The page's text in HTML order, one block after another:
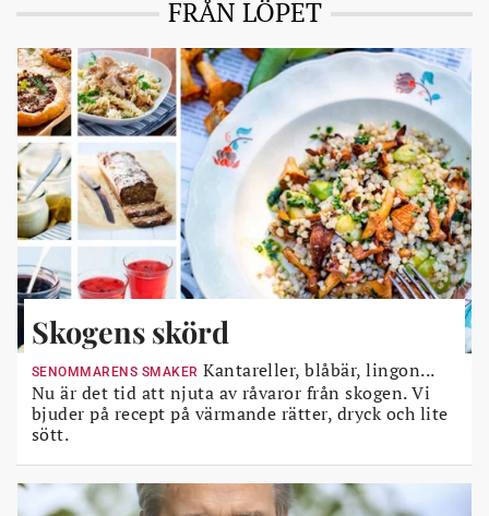
FRÅN LÖPET
Skogens skörd
SENOMMARENS SMAKER Kantareller, blåbär, lingon...
Nu är det tid att njuta av råvaror från skogen. Vi
bjuder på recept på värmande rätter, dryck och lite
sött.